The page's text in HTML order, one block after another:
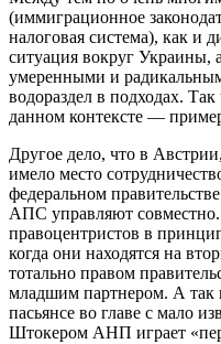
(иммиграционное
налоговая система), как и
ситуация вокруг Украины,
умеренными и
водораздел в подходах.
данном контексте —
Другое дело, что в
имело место
федеральном
АПС управляют
правоцентристов в
когда они находятся на
тотально правом
младшим партнером. А
пасьянсе во главе с мало
Штокером АНП играет